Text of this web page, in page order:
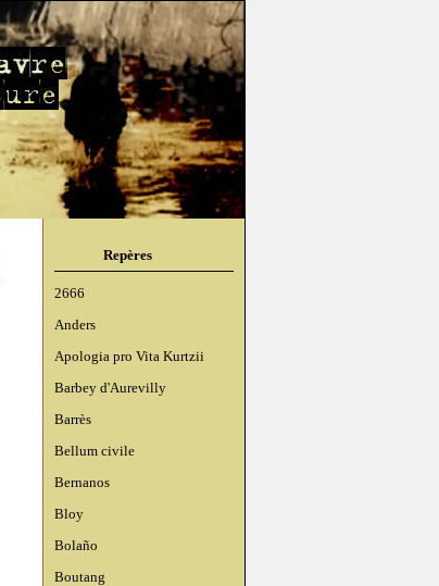
Repères
2666
Anders
Apologia pro Vita Kurtzii
Barbey d'Aurevilly
Barrès
Bellum civile
Bernanos
Bloy
Bolaño
Boutang